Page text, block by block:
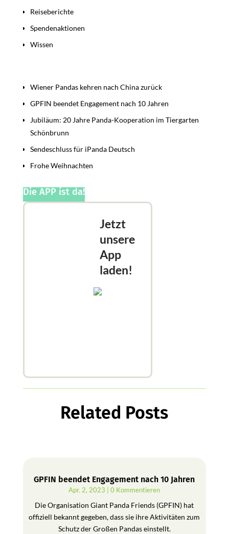
Reiseberichte
Spendenaktionen
Wissen
Wiener Pandas kehren nach China zurück
GPFIN beendet Engagement nach 10 Jahren
Jubiläum: 20 Jahre Panda-Kooperation im Tiergarten
Schönbrunn
Sendeschluss für iPanda Deutsch
Frohe Weihnachten
Die APP ist da!
Jetzt
unsere
App
laden!
Related Posts
GPFIN beendet Engagement nach 10 Jahren
Apr. 2, 2023 | 0 Kommentieren
Die Organisation Giant Panda Friends (GPFIN) hat
offiziell bekannt gegeben, dass sie ihre Aktivitäten zum
Schutz der Großen Pandas einstellt.